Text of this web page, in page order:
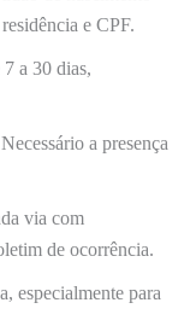
e CPF.
a 30 dias,
Necessário a presença
via com
de ocorrência.
especialmente para